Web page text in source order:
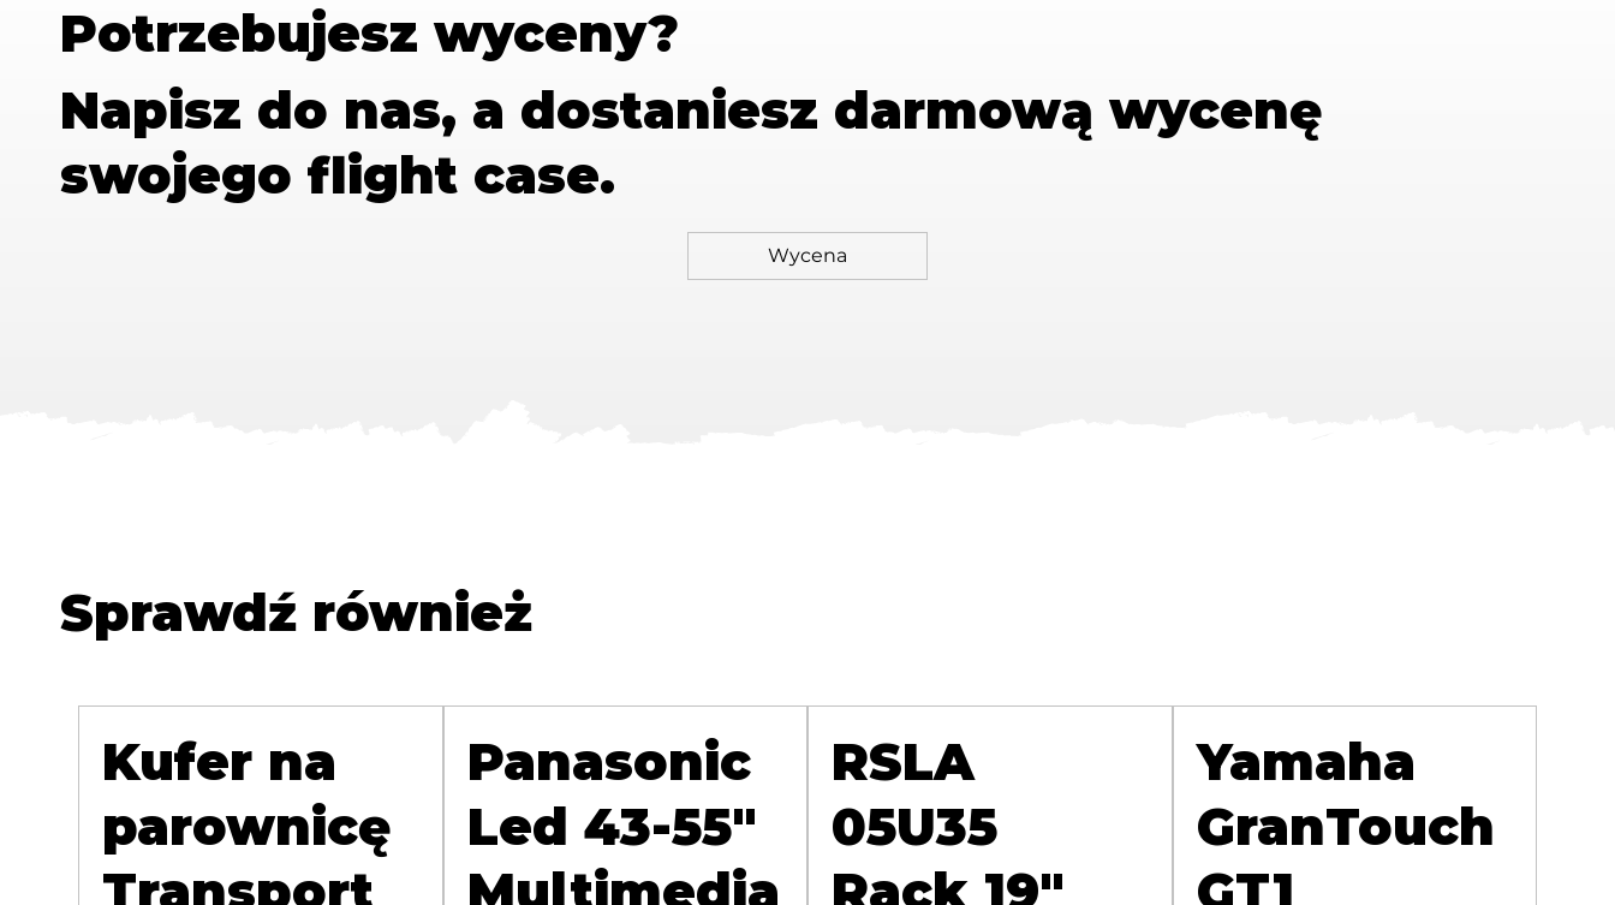
Potrzebujesz wyceny?
Napisz do nas, a dostaniesz darmową wycenę
swojego flight case.
Sprawdź również
Kufer na
parownicę
Transport
Panasonic
Led 43-55"
Multimedia
RSLA
05U35
Rack 19"
Yamaha
GranTouch
GT1